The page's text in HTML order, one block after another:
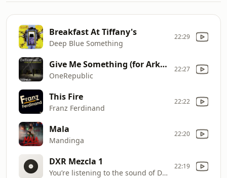
Breakfast At Tiffany's
Deep Blue Something
22:29
Give Me Something (for Arknights Endfield)
OneRepublic
22:27
This Fire
Franz Ferdinand
22:22
Mala
Mandinga
22:20
DXR Mezcla 1
You’re listening to the sound of Doble X Radio
22:19